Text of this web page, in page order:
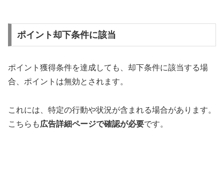
ポイント却下条件に該当
ポイント獲得条件を達成しても、却下条件に該当する場
合、ポイントは無効とされます。
これには、特定の行動や状況が含まれる場合があります。
こちらも広告詳細ページで確認が必要です​​。